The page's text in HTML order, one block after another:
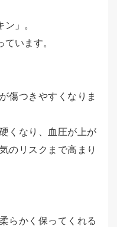
」。
います。
傷つきやすくなりま
くなり、血圧が上が
のリスクまで高まり
らかく保ってくれる